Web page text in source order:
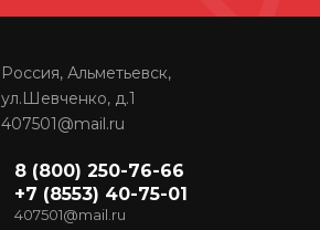
Россия, Альметьевск,
ул.Шевченко, д.1
407501@mail.ru
8 (800) 250-76-66
+7 (8553) 40-75-01
407501@mail.ru